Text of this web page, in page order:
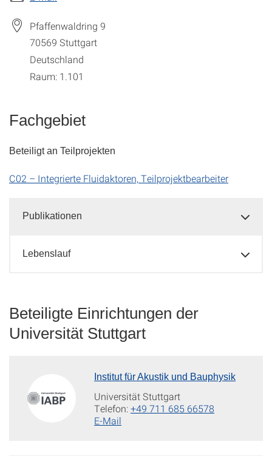
Pfaffenwaldring 9
70569 Stuttgart
Deutschland
Raum: 1.101
Fachgebiet
Beteiligt an Teilprojekten
C02 – Integrierte Fluidaktoren, Teilprojektbearbeiter
Publikationen
Lebenslauf
Beteiligte Einrichtungen der
Universität Stuttgart
Institut für Akustik und Bauphysik
Universität Stuttgart
Telefon:+49 711 685 66578
E-Mail